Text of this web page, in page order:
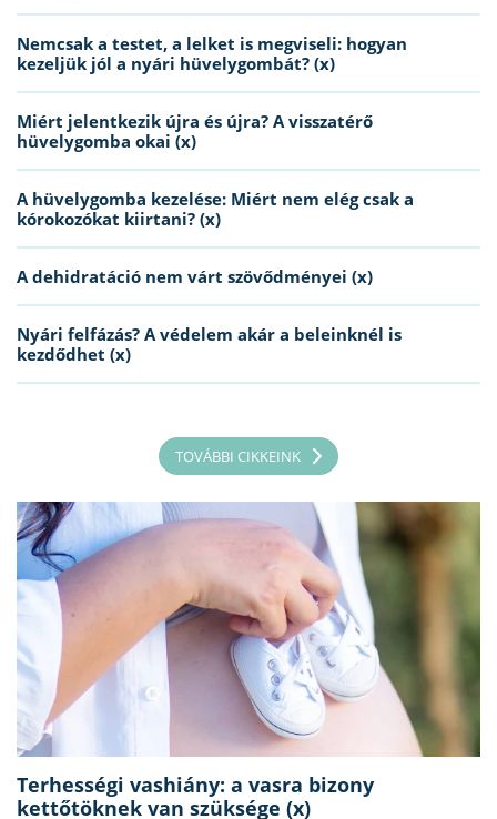
Nemcsak a testet, a lelket is megviseli: hogyan
kezeljük jól a nyári hüvelygombát? (x)
Miért jelentkezik újra és újra? A visszatérő
hüvelygomba okai (x)
A hüvelygomba kezelése: Miért nem elég csak a
kórokozókat kiirtani? (x)
A dehidratáció nem várt szövődményei (x)
Nyári felfázás? A védelem akár a beleinknél is
kezdődhet (x)
TOVÁBBI CIKKEINK
Terhességi vashiány: a vasra bizony
kettőtöknek van szüksége (x)